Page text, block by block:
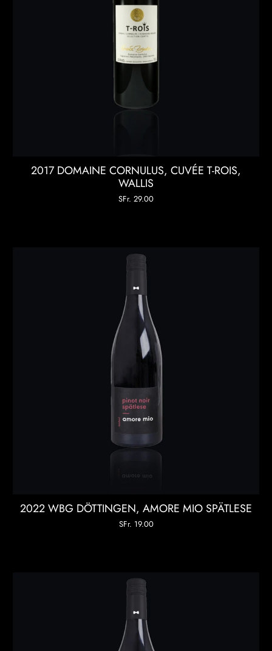
2017 DOMAINE CORNULUS, CUVÉE T-ROIS,
WALLIS
SFr. 29.00
2022 WBG DÖTTINGEN, AMORE MIO SPÄTLESE
SFr. 19.00